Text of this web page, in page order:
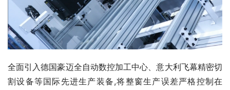
全面引入德国豪迈全自动数控加工中心、意大利飞幕精密切
割设备等国际先进生产装备,将整窗生产误差严格控制在